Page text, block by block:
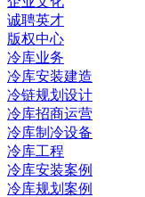
诚聘英才
版权中心
冷库业务
冷库安装建造
冷链规划设计
冷库招商运营
冷库制冷设备
冷库工程
冷库安装案例
冷库规划案例